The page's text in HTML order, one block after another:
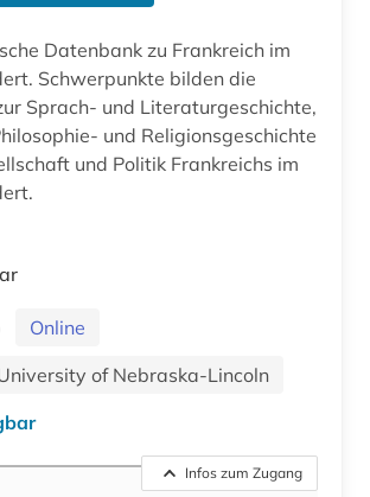
Datenbank zu Frankreich im
Schwerpunkte bilden die
Sprach- und Literaturgeschichte,
und Religionsgeschichte
und Politik Frankreichs im
Online
of Nebraska-Lincoln
Infos zum Zugang